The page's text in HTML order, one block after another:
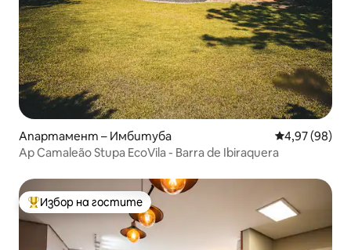
Апартамент – Имбитуба Средна
4,97 (98)
Ap Camaleão Stupa EcoVila - Barra de Ibiraquera
Най-популярен избор на гостите
Избор на гостите